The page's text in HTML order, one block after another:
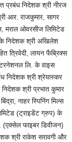
प्रबंध निदेशक श्री नीरज
आर. राजकुमार, सागर
मराल ओवरसीज लिमिटेड
निदेशक श्री अखिलेश
त्रिवेदी, लायन फैब्रिक्स
लि. के वाइस
निदेशक श्री श्रेयास्कर
निदेशक श्री प्रभात कुमार
नाहर स्पिनिंग मिल्स
(ट्राइडेंट ग्रुप) के
(एक्सेल फाइबर डिवीजन)
श्री राकेश सरावगी और